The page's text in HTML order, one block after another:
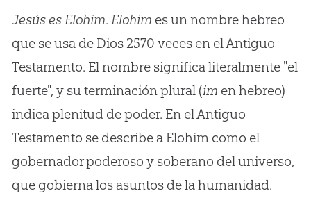
Jesús es Elohim. Elohim es un nombre hebreo
que se usa de Dios 2570 veces en el Antiguo
Testamento. El nombre significa literalmente "el
fuerte", y su terminación plural (im en hebreo)
indica plenitud de poder. En el Antiguo
Testamento se describe a Elohim como el
gobernador poderoso y soberano del universo,
que gobierna los asuntos de la humanidad.